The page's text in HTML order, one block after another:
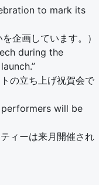
to mark its
企画しています。）
during the
の立ち上げ祝賀会で
will be
ィーは来月開催され